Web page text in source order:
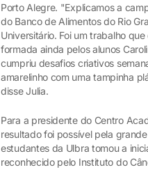
Porto Alegre. "Explicamos a
do Banco de Alimentos do Rio
Universitário. Foi um trabalho
formada ainda pelos alunos
cumpriu desafios criativos
amarelinho com uma tampinha
disse Julia.
Para a presidente do Centro
resultado foi possível pela
estudantes da Ulbra tomou a
reconhecido pelo Instituto do